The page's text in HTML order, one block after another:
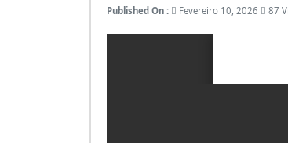
Published On : Fevereiro 10, 2026 87